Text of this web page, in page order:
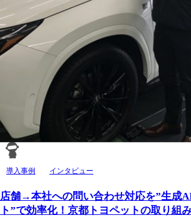
導入事例 インタビュー
店舗→本社への問い合わせ対応を”生成
ト”で効率化！京都トヨペットの取り組